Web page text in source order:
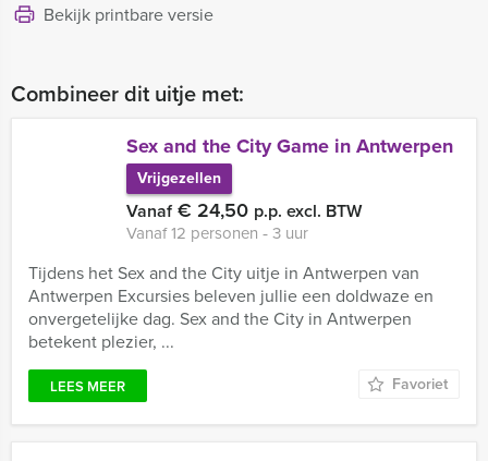
Bekijk printbare versie
Combineer dit uitje met:
Sex and the City Game in Antwerpen
Vrijgezellen
Vanaf€ 24,50 p.p. excl. BTW
Vanaf 12 personen ‐ 3 uur
Tijdens het Sex and the City uitje in Antwerpen van
Antwerpen Excursies beleven jullie een doldwaze en
onvergetelijke dag. Sex and the City in Antwerpen
betekent plezier, ...
LEES MEER Favoriet